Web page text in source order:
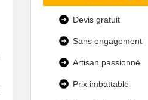
Devis gratuit
Sans engagement
Artisan passionné
Prix imbattable